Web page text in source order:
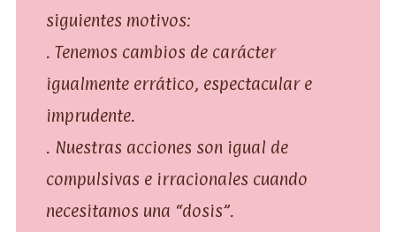
siguientes motivos:
. Tenemos cambios de carácter
igualmente errático, espectacular e
imprudente.
. Nuestras acciones son igual de
compulsivas e irracionales cuando
necesitamos una “dosis”.